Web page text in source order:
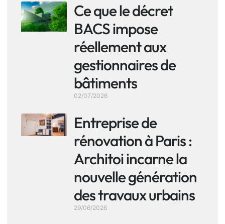
Ce que le décret
BACS impose
réellement aux
gestionnaires de
bâtiments
02/07/2026
Entreprise de
rénovation à Paris :
Architoi incarne la
nouvelle génération
des travaux urbains
29/06/2026